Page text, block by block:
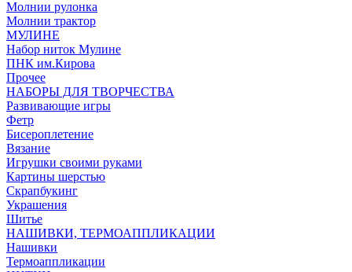
Молнии рулонка
Молнии трактор
МУЛИНЕ
Набор ниток Мулине
ПНК им.Кирова
Прочее
НАБОРЫ ДЛЯ ТВОРЧЕСТВА
Развивающие игры
Фетр
Бисероплетение
Вязание
Игрушки своими руками
Картины шерстью
Скрапбукинг
Украшения
Шитье
НАШИВКИ, ТЕРМОАППЛИКАЦИИ
Нашивки
Термоаппликации